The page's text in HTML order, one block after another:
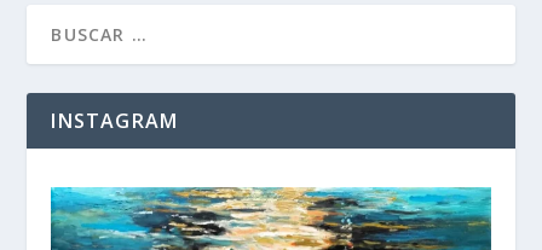
INSTAGRAM